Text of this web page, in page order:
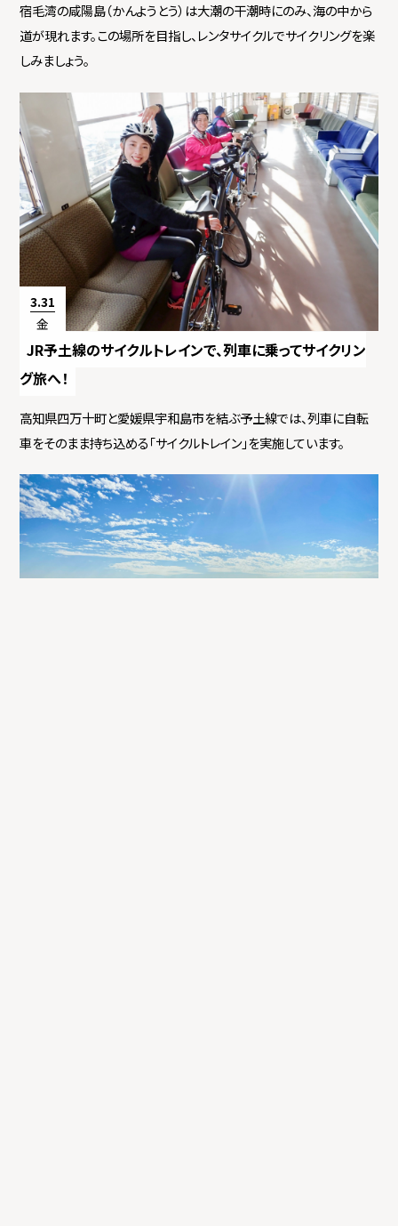
宿毛湾の咸陽島（かんようとう）は大潮の干潮時にのみ、海の中から
道が現れます。この場所を目指し、レンタサイクルでサイクリングを楽
しみましょう。
3.31
金
JR予土線のサイクルトレインで、列車に乗ってサイクリン
グ旅へ！
高知県四万十町と愛媛県宇和島市を結ぶ予土線では、列車に自転
車をそのまま持ち込める「サイクルトレイン」を実施しています。